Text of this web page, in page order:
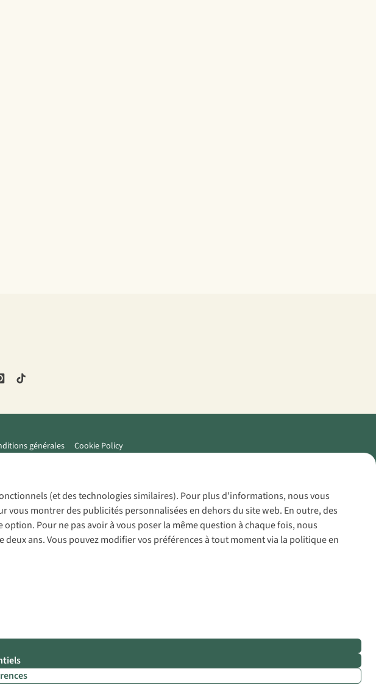
(et des technologies similaires). Pour plus d'informations, nous vous
vous montrer des publicités personnalisées en dehors du site web. En outre, des
Pour ne pas avoir à vous poser la même question à chaque fois, nous
ans. Vous pouvez modifier vos préférences à tout moment via la politique en
générales Cookie Policy